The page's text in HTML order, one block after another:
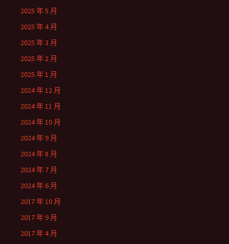
2025 年 5 月
2025 年 4 月
2025 年 3 月
2025 年 2 月
2025 年 1 月
2024 年 12 月
2024 年 11 月
2024 年 10 月
2024 年 9 月
2024 年 8 月
2024 年 7 月
2024 年 6 月
2017 年 10 月
2017 年 9 月
2017 年 4 月